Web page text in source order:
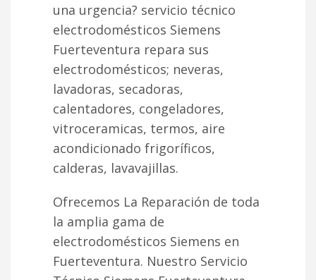
una urgencia? servicio técnico
electrodomésticos Siemens
Fuerteventura repara sus
electrodomésticos; neveras,
lavadoras, secadoras,
calentadores, congeladores,
vitroceramicas, termos, aire
acondicionado frigoríficos,
calderas, lavavajillas.
Ofrecemos La Reparación de toda
la amplia gama de
electrodomésticos Siemens en
Fuerteventura. Nuestro Servicio